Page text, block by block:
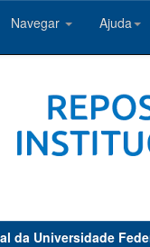
Navegar Ajuda
da Universidade